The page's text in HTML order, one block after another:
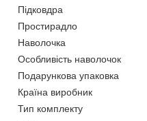
Підковдра
Простирадло
Наволочка
Особливість наволочок
Подарункова упаковка
Країна виробник
Тип комплекту